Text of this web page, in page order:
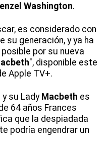
Washington.
es considerado con
su generación, y ya ha
por su nueva
", disponible este
Apple TV+.
su Lady Macbeth es
64 años Frances
que la despiadada
podría engendrar un